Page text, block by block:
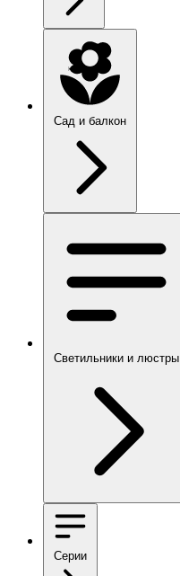
Сад и балкон
Светильники и люстры
Серии